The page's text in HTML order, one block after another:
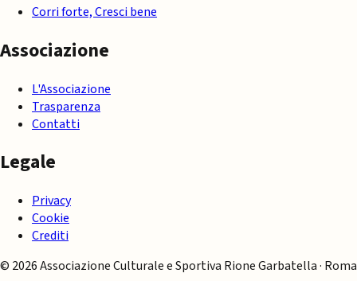
Corri forte, Cresci bene
Associazione
L'Associazione
Trasparenza
Contatti
Legale
Privacy
Cookie
Crediti
© 2026 Associazione Culturale e Sportiva Rione Garbatella · Roma